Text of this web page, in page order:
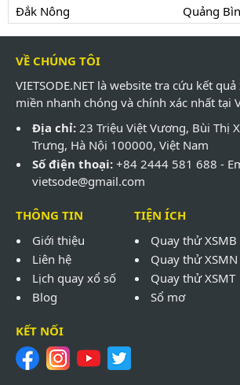
Đắk Nông
Quảng
VỀ CHÚNG TÔI
VIETSODE.NET là website tra cứu kết
miền nhanh chóng và chính xác nhất tại
Địa chỉ: 23 Triệu Việt Vương, Bùi Thị
Trưng, Hà Nội 100000, Việt Nam
Số điện thoại: +84 2444 581 688 -
vietsode@gmail.com
THÔNG TIN
Giới thiệu
Liên hệ
Lịch quay xổ số
Blog
TIỆN ÍCH
Quay thử XSMB
Quay thử XSMN
Quay thử XSMT
Sổ mơ
KẾT NỐI